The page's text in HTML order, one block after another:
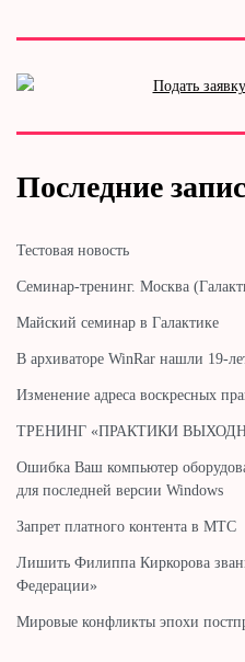
Последние
Тестовая новость
Cеминар-тренинг. Москва
Майский семинар в Галактике
В архиваторе WinRar нашли 19-
Изменение адреса воскресных
ТРЕНИНГ «ПРАКТИКИ
Ошибка Ваш компьютер
для последней версии Windows
Запрет платного контента в МТС
Лишить Филиппа Киркорова
Федерации»
Мировые конфликты эпохи